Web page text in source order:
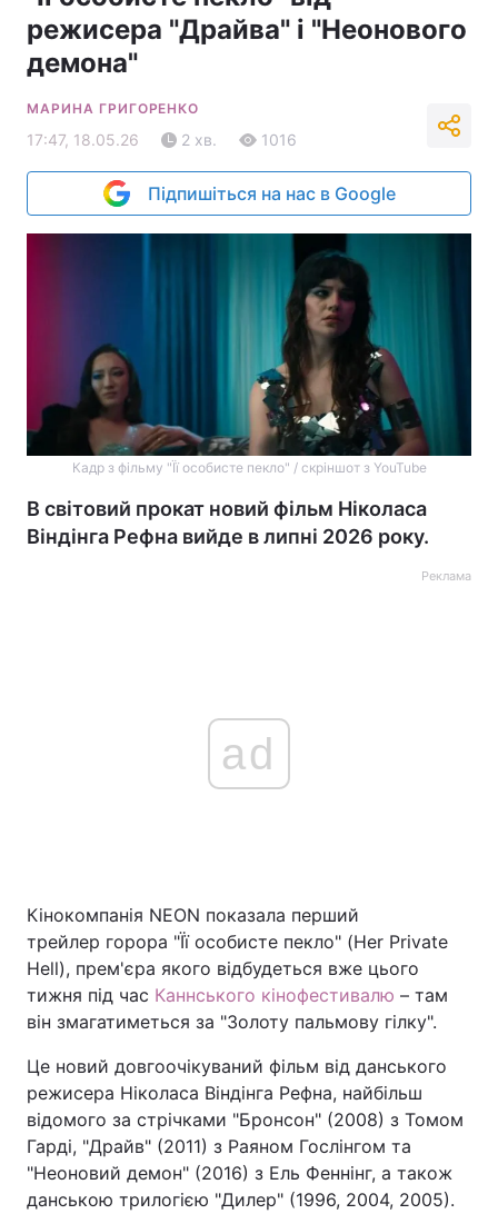
режисера "Драйва" і "Неонового
демона"
МАРИНА ГРИГОРЕНКО
17:47, 18.05.26 2 хв. 1016
Підпишіться на нас в Google
Кадр з фільму "Її особисте пекло" / скріншот з YouTube
В світовий прокат новий фільм Ніколаса
Віндінга Рефна вийде в липні 2026 року.
Реклама
ad
Кінокомпанія NEON показала перший
трейлер горора "Її особисте пекло" (Her Private
Hell), прем'єра якого відбудеться вже цього
тижня під час Каннського кінофестивалю – там
він змагатиметься за "Золоту пальмову гілку".
Це новий довгоочікуваний фільм від данського
режисера Ніколаса Віндінга Рефна, найбільш
відомого за стрічками "Бронсон" (2008) з Томом
Гарді, "Драйв" (2011) з Раяном Гослінгом та
"Неоновий демон" (2016) з Ель Феннінг, а також
данською трилогією "Дилер" (1996, 2004, 2005).